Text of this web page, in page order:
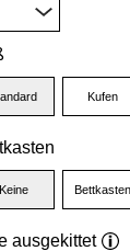
Kufen
Keine
ausgekittet